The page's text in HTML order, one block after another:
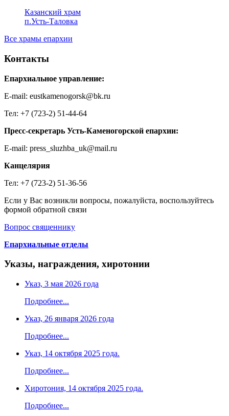
Казанский храм
п.Усть-Таловка
Все храмы епархии
Контакты
Епархиальное управление:
E-mail: eustkamenogorsk@bk.ru
Тел: +7 (723-2) 51-44-64
Пресс-секретарь Усть-Каменогорской епархии:
E-mail: press_sluzhba_uk@mail.ru
Канцелярия
Тел: +7 (723-2) 51-36-56
Если у Вас возникли вопросы, пожалуйста, воспользуйтесь
формой обратной связи
Вопрос священнику
Епархиальные отделы
Указы, награждения, хиротонии
Указ, 3 мая 2026 года
Подробнее...
Указ, 26 января 2026 года
Подробнее...
Указ, 14 октября 2025 года.
Подробнее...
Хиротония, 14 октября 2025 года.
Подробнее...